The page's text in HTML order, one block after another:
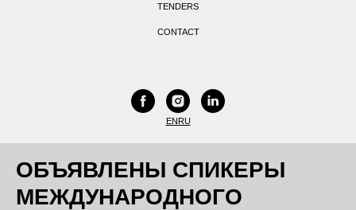
TENDERS
CONTACT
ENRU
ОБЪЯВЛЕНЫ СПИКЕРЫ
МЕЖДУНАРОДНОГО